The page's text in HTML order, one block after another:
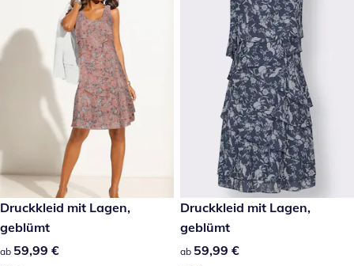
59,99 €
Druckkleid mit Lagen,
geblümt
59,99 €
ab 59,99 €
59,99 €
Druckkleid mit Lagen,
geblümt
59,99 €
ab 59,99 €